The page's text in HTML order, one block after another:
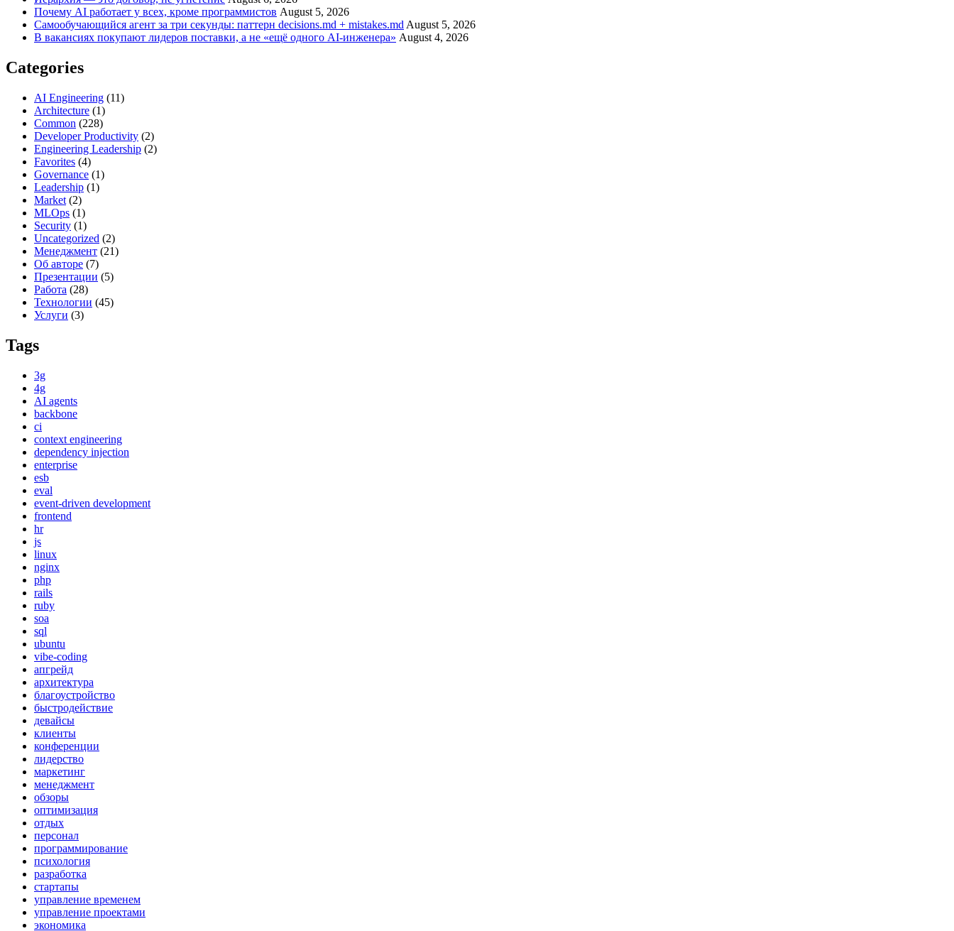
Почему AI работает у всех, кроме программистов August 5, 2026
Самообучающийся агент за три секунды: паттерн decisions.md + mistakes.md August 5, 2026
В вакансиях покупают лидеров поставки, а не «ещё одного AI-инженера» August 4, 2026
Categories
AI Engineering (11)
Architecture (1)
Common (228)
Developer Productivity (2)
Engineering Leadership (2)
Favorites (4)
Governance (1)
Leadership (1)
Market (2)
MLOps (1)
Security (1)
Uncategorized (2)
Менеджмент (21)
Об авторе (7)
Презентации (5)
Работа (28)
Технологии (45)
Услуги (3)
Tags
3g
4g
AI agents
backbone
ci
context engineering
dependency injection
enterprise
esb
eval
event-driven development
frontend
hr
js
linux
nginx
php
rails
ruby
soa
sql
ubuntu
vibe-coding
апгрейд
архитектура
благоустройство
быстродействие
девайсы
клиенты
конференции
лидерство
маркетинг
менеджмент
обзоры
оптимизация
отдых
персонал
программирование
психология
разработка
стартапы
управление временем
управление проектами
экономика